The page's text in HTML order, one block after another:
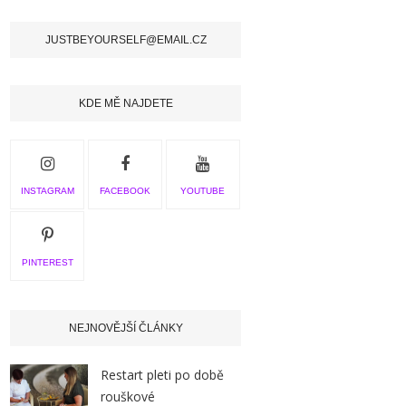
JUSTBEYOURSELF@EMAIL.CZ
KDE MĚ NAJDETE
INSTAGRAM FACEBOOK YOUTUBE
PINTEREST
NEJNOVĚJŠÍ ČLÁNKY
Restart pleti po době
rouškové